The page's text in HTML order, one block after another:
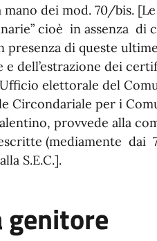
mano dei mod. 70/bis.
cioè in assenza di
di queste
dell’estrazione dei
elettorale del
Circondariale per i
provvede alla
(mediamente dai
S.E.C.].
genitore